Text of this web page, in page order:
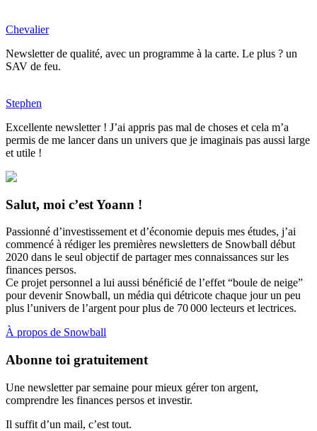
Chevalier
Newsletter de qualité, avec un programme à la carte. Le plus ? un
SAV de feu.
Stephen
Excellente newsletter ! J’ai appris pas mal de choses et cela m’a
permis de me lancer dans un univers que je imaginais pas aussi large
et utile !
Salut, moi c’est Yoann !
Passionné d’investissement et d’économie depuis mes études, j’ai
commencé à rédiger les premières newsletters de Snowball début
2020 dans le seul objectif de partager mes connaissances sur les
finances persos.
Ce projet personnel a lui aussi bénéficié de l’effet “boule de neige”
pour devenir Snowball, un média qui détricote chaque jour un peu
plus l’univers de l’argent pour plus de 70 000 lecteurs et lectrices.
À propos de Snowball
Abonne toi gratuitement
Une newsletter par semaine pour mieux gérer ton argent,
comprendre les finances persos et investir.
Il suffit d’un mail, c’est tout.